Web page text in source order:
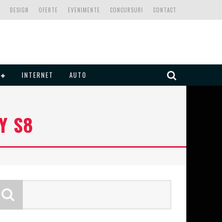
CONTACT
CONCURSURI
EVENIMENTE
OFERTE
DESIGN
INTERNET AUTO
S8